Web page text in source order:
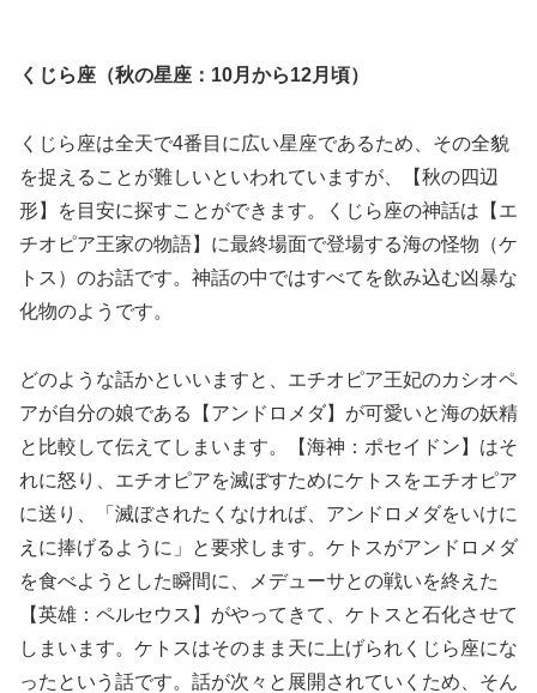
くじら座（秋の星座：10月から12月頃）
くじら座は全天で4番目に広い星座であるため、その全貌
を捉えることが難しいといわれていますが、【秋の四辺
形】を目安に探すことができます。くじら座の神話は【エ
チオピア王家の物語】に最終場面で登場する海の怪物（ケ
トス）のお話です。神話の中ではすべてを飲み込む凶暴な
化物のようです。
どのような話かといいますと、エチオピア王妃のカシオペ
アが自分の娘である【アンドロメダ】が可愛いと海の妖精
と比較して伝えてしまいます。【海神：ポセイドン】はそ
れに怒り、エチオピアを滅ぼすためにケトスをエチオピア
に送り、「滅ぼされたくなければ、アンドロメダをいけに
えに捧げるように」と要求します。ケトスがアンドロメダ
を食べようとした瞬間に、メデューサとの戦いを終えた
【英雄：ペルセウス】がやってきて、ケトスと石化させて
しまいます。ケトスはそのまま天に上げられくじら座にな
ったという話です。話が次々と展開されていくため、そん